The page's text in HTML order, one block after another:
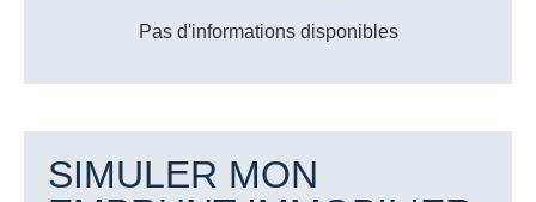
Pas d'informations disponibles
SIMULER MON